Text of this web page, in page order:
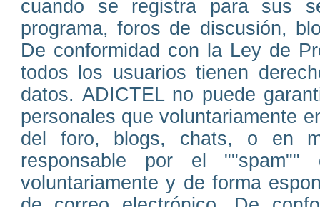
cuando se registra para sus
programa, foros de discusión,
De conformidad con la Ley de
todos los usuarios tienen
datos. ADICTEL no puede
personales que voluntariamente
del foro, blogs, chats, o en
responsable por el
voluntariamente y de forma